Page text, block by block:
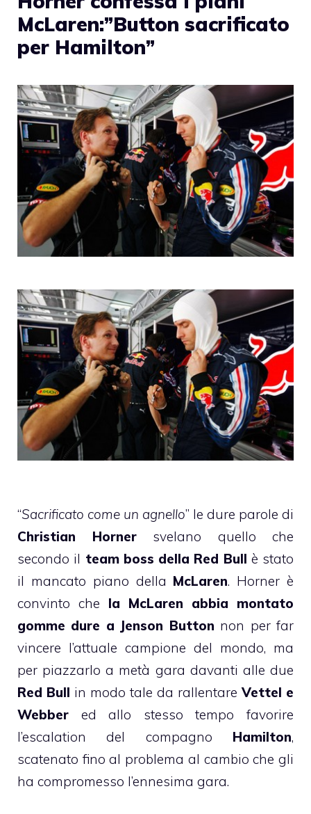
McLaren:”Button sacrificato
per Hamilton”
“Sacrificato come un agnello” le dure parole di
Christian Hornersvelano quello che
secondo il team boss della Red Bull è stato
il mancato piano della McLaren. Horner è
convinto che la McLaren abbia montato
gomme dure a Jenson Button non per far
vincere l’attuale campione del mondo, ma
per piazzarlo a metà gara davanti alle due
Red Bull in modo tale da rallentareVettel e
Webber ed allo stesso tempo favorire
l’escalation del compagno Hamilton,
scatenato fino al problema al cambio che gli
ha compromesso l’ennesima gara.